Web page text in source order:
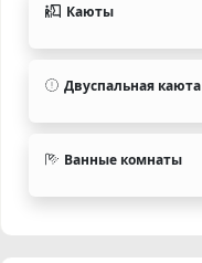
Каюты
Двуспальная каюта
Ванные комнаты